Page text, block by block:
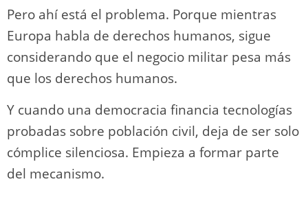
Pero ahí está el problema. Porque mientras
Europa habla de derechos humanos, sigue
considerando que el negocio militar pesa más
que los derechos humanos.
Y cuando una democracia financia tecnologías
probadas sobre población civil, deja de ser solo
cómplice silenciosa. Empieza a formar parte
del mecanismo.